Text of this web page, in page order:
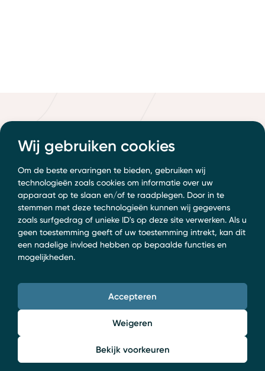
Wij gebruiken cookies
Om de beste ervaringen te bieden, gebruiken wij
technologieën zoals cookies om informatie over uw
apparaat op te slaan en/of te raadplegen. Door in te
stemmen met deze technologieën kunnen wij gegevens
zoals surfgedrag of unieke ID's op deze site verwerken. Als u
geen toestemming geeft of uw toestemming intrekt, kan dit
een nadelige invloed hebben op bepaalde functies en
mogelijkheden.
Accepteren
Weigeren
Bekijk voorkeuren